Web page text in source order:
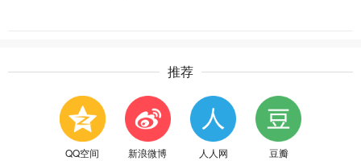
推荐
QQ空间 新浪微博 人人网 豆瓣